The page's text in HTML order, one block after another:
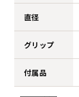
直径
グリップ
付属品